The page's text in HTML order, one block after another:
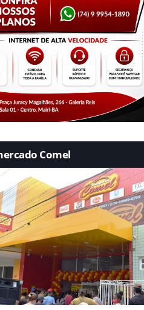
Comel